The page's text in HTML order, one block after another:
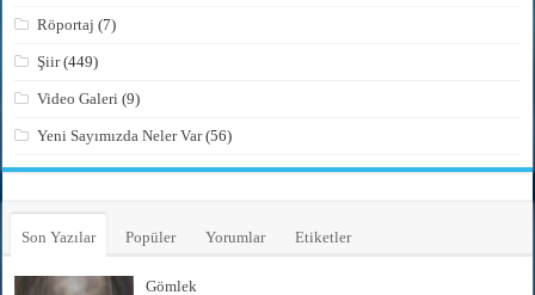
Röportaj (7)
Şiir(449)
Video Galeri (9)
Yeni Sayımızda Neler Var(56)
Son Yazılar Popüler Yorumlar Etiketler
Gömlek